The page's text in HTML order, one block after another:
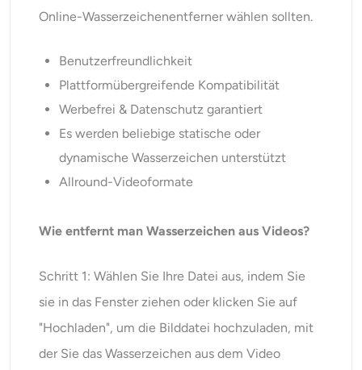
Online-Wasserzeichenentferner wählen sollten.
Benutzerfreundlichkeit
Plattformübergreifende Kompatibilität
Werbefrei & Datenschutz garantiert
Es werden beliebige statische oder
dynamische Wasserzeichen unterstützt
Allround-Videoformate
Wie entfernt man Wasserzeichen aus Videos?
Schritt 1: Wählen Sie Ihre Datei aus, indem Sie
sie in das Fenster ziehen oder klicken Sie auf
"Hochladen", um die Bilddatei hochzuladen, mit
der Sie das Wasserzeichen aus dem Video